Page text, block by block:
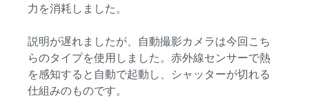
力を消耗しました。
説明が遅れましたが、自動撮影カメラは今回こち
らのタイプを使用しました。赤外線センサーで熱
を感知すると自動で起動し、シャッターが切れる
仕組みのものです。